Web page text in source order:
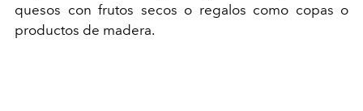
quesos con frutos secos o regalos como copas o
productos de madera.